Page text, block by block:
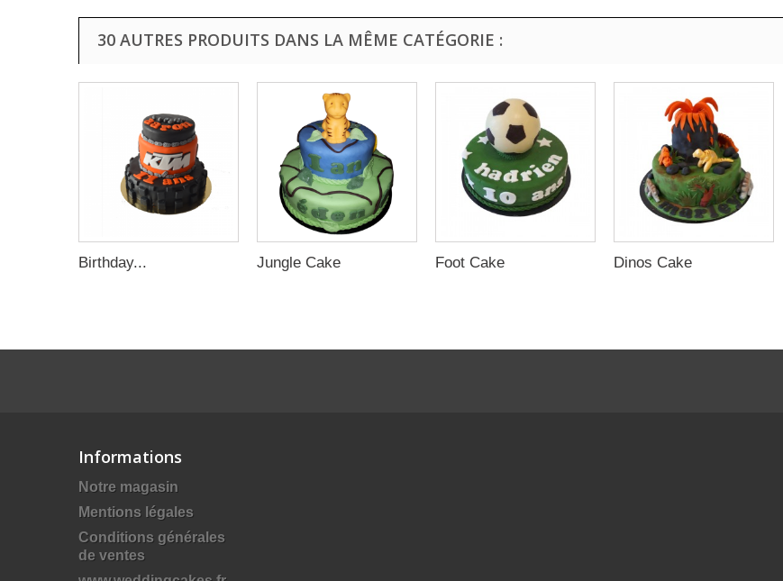
30 AUTRES PRODUITS DANS LA MÊME CATÉGORIE :
Birthday... Jungle Cake Foot Cake Dinos Cake
Informations
Notre magasin
Mentions légales
Conditions générales
de ventes